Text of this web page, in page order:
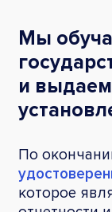
Мы
и
По
которое